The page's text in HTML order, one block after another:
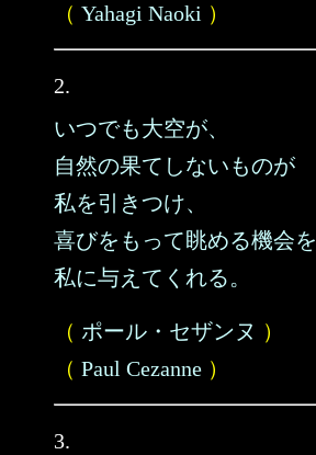
（ Yahagi Naoki ）
2.
いつでも大空が、
自然の果てしないものが
私を引きつけ、
喜びをもって眺める機会を
私に与えてくれる。
（ ポール・セザンヌ ）
（ Paul Cezanne ）
3.